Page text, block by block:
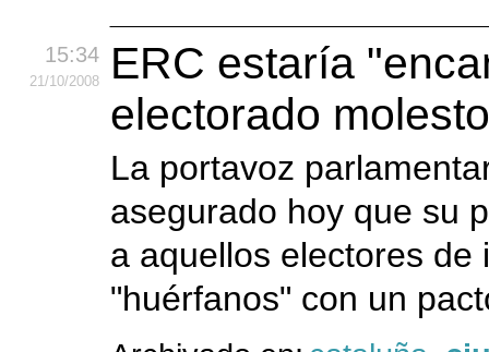
15:34
21/10/2008
ERC estaría
electorado
La portavoz
asegurado hoy que su
a aquellos electores
"huérfanos" con un